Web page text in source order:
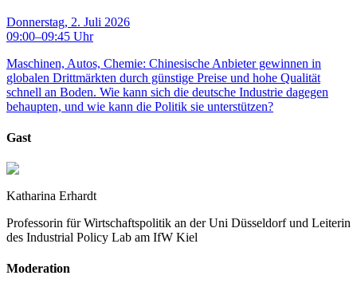
Donnerstag, 2. Juli 2026
09:00–09:45 Uhr
Maschinen, Autos, Chemie: Chinesische Anbieter gewinnen in
globalen Drittmärkten durch günstige Preise und hohe Qualität
schnell an Boden. Wie kann sich die deutsche Industrie dagegen
behaupten, und wie kann die Politik sie unterstützen?
Gast
Katharina Erhardt
Professorin für Wirtschaftspolitik an der Uni Düsseldorf und Leiterin
des Industrial Policy Lab am IfW Kiel
Moderation